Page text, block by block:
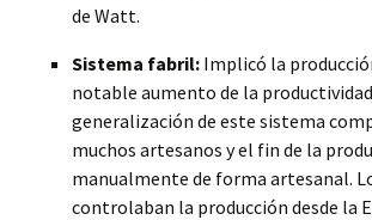
de Watt.
Sistema fabril: Implicó la
notable aumento de la
generalización de este sistema
muchos artesanos y el fin de la
manualmente de forma artesanal.
controlaban la producción desde la